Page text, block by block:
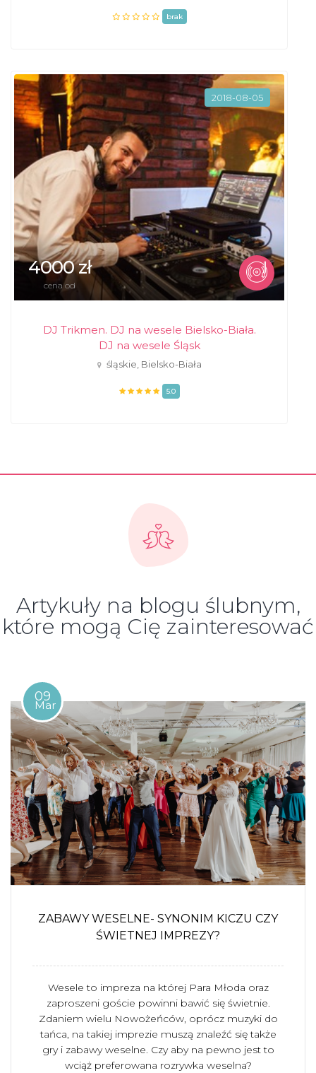
brak
2018-08-05
4000 zł
cena od
DJ Trikmen. DJ na wesele Bielsko-Biała.
DJ na wesele Śląsk
śląskie, Bielsko-Biała
5.0
Artykuły na blogu ślubnym,
które mogą Cię zainteresować
09
Mar
ZABAWY WESELNE- SYNONIM KICZU CZY
ŚWIETNEJ IMPREZY?
Wesele to impreza na której Para Młoda oraz
zaproszeni goście powinni bawić się świetnie.
Zdaniem wielu Nowożeńców, oprócz muzyki do
tańca, na takiej imprezie muszą znaleźć się także
gry i zabawy weselne. Czy aby na pewno jest to
wciąż preferowana rozrywka weselna?